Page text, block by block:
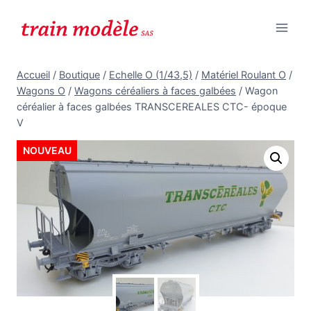
Accueil / Boutique / Echelle O (1/43,5) / Matériel Roulant O /
Wagons O / Wagons céréaliers à faces galbées / Wagon
céréalier à faces galbées TRANSCEREALES CTC- époque
V
NOUVEAU